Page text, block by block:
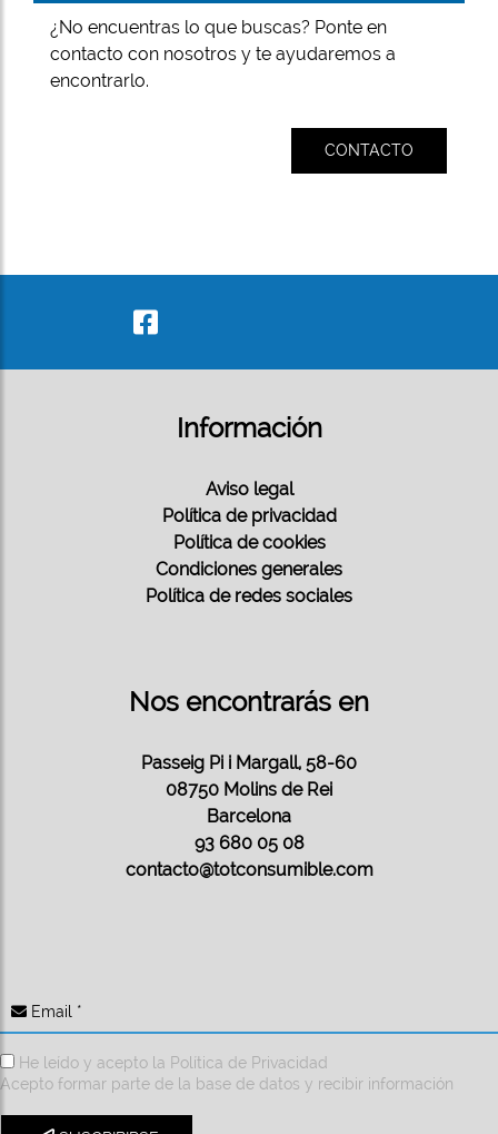
¿No encuentras lo que buscas? Ponte en
contacto con nosotros y te ayudaremos a
encontrarlo.
CONTACTO
Información
Aviso legal
Política de privacidad
Política de cookies
Condiciones generales
Política de redes sociales
Nos encontrarás en
Passeig Pi i Margall, 58-60
08750 Molins de Rei
Barcelona
93 680 05 08
contacto@totconsumible.com
Email *
He leído y acepto la Política de Privacidad
Acepto formar parte de la base de datos y recibir información